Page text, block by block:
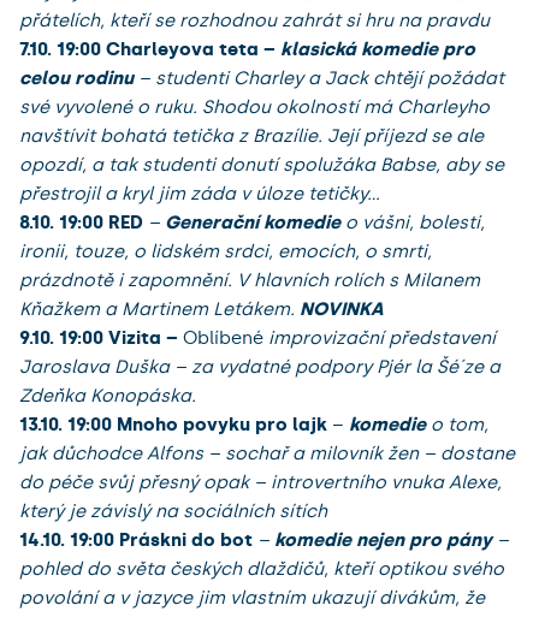
přátelích, kteří se rozhodnou zahrát si hru na pravdu
7.10. 19:00 Charleyova teta – klasická komedie pro
celou rodinu – studenti Charley a Jack chtějí požádat
své vyvolené o ruku. Shodou okolností má Charleyho
navštívit bohatá tetička z Brazílie. Její příjezd se ale
opozdí, a tak studenti donutí spolužáka Babse, aby se
přestrojil a kryl jim záda v úloze tetičky…
8.10. 19:00 RED – Generační komedie o vášni, bolesti,
ironii, touze, o lidském srdci, emocích, o smrti,
prázdnotě i zapomnění. V hlavních rolích s Milanem
Kňažkem a Martinem Letákem. NOVINKA
9.10. 19:00 Vizita – Oblíbené improvizační představení
Jaroslava Duška – za vydatné podpory Pjér la Šé´ze a
Zdeňka Konopáska.
13.10. 19:00 Mnoho povyku pro lajk – komedie o tom,
jak důchodce Alfons – sochař a milovník žen – dostane
do péče svůj přesný opak – introvertního vnuka Alexe,
který je závislý na sociálních sítích
14.10. 19:00 Práskni do bot – komedie nejen pro pány –
pohled do světa českých dlaždičů, kteří optikou svého
povolání a v jazyce jim vlastním ukazují divákům, že